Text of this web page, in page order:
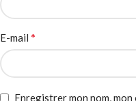
E-mail *
Enregistrer mon nom,